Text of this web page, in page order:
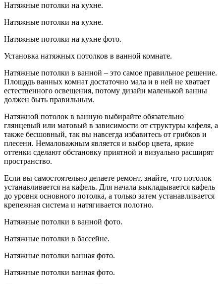
Натяжные потолки на кухне.
Натяжные потолки на кухне.
Натяжные потолки на кухне фото.
Установка натяжных потолков в ванной комнате.
Натяжные потолки в ванной – это самое правильное решение.
Площадь ванных комнат достаточно мала и в ней не хватает
естественного освещения, потому дизайн маленькой ванны
должен быть правильным.
Натяжной потолок в ванную выбирайте обязательно
глянцевый или матовый в зависимости от структуры кафеля, а
также бесшовный, так вы навсегда избавитесь от грибков и
плесени. Немаловажным является и выбор цвета, яркие
оттенки сделают обстановку приятной и визуально расширят
пространство.
Если вы самостоятельно делаете ремонт, знайте, что потолок
устанавливается на кафель. Для начала выкладывается кафель
до уровня основного потолка, а только затем устанавливается
крепежная система и натягивается полотно.
Натяжные потолки в ванной фото.
Натяжные потолки в бассейне.
Натяжные потолки ванная фото.
Натяжные потолки ванная фото.